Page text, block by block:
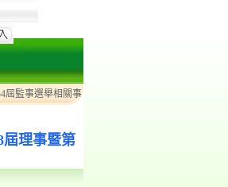
屆監事選舉相關事
理事暨第